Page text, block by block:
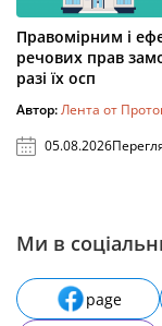
Правомірним і
речових прав
разі їх осп
Автор:Лента от
05.08.2026
Ми в
page